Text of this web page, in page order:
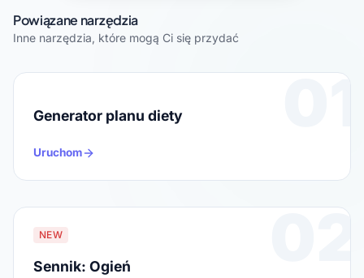
Powiązane narzędzia
Inne narzędzia, które mogą Ci się przydać
01
Generator planu diety
Uruchom
02
NEW
Sennik: Ogień